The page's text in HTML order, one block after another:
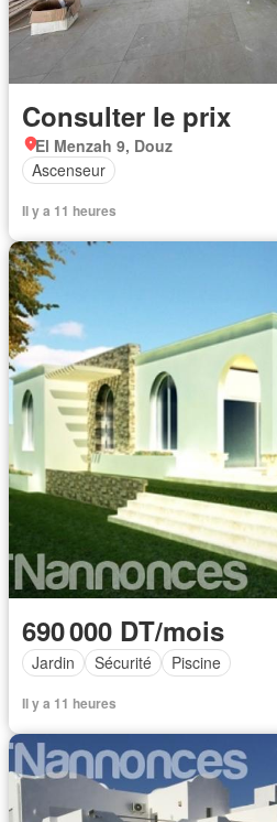
Consulter le prix
El Menzah 9, Douz
Ascenseur
Il y a 11 heures
690 000 DT/mois
Jardin Sécurité Piscine
Il y a 11 heures